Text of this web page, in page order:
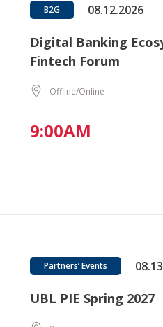
B2G 08.12.2026
Digital Banking
Fintech Forum
Offline/Online
9:00AM
Partners’ Events
UBL PIE Spring 2027